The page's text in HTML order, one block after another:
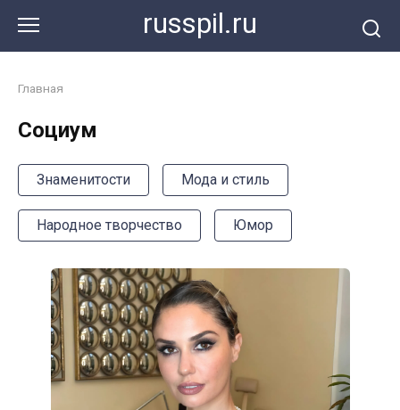
контенту
russpil.ru
Главная
Социум
Знаменитости Мода и стиль
Народное творчество Юмор